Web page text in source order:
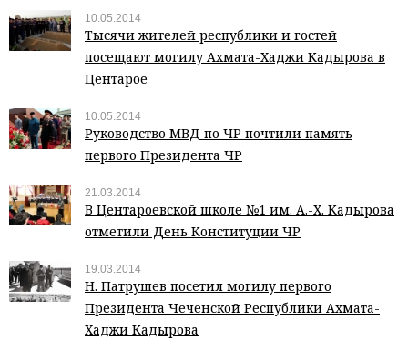
10.05.2014
Тысячи жителей республики и гостей
посещают могилу Ахмата-Хаджи Кадырова в
Центарое
10.05.2014
Руководство МВД по ЧР почтили память
первого Президента ЧР
21.03.2014
В Центароевской школе №1 им. А.-Х. Кадырова
отметили День Конституции ЧР
19.03.2014
Н. Патрушев посетил могилу первого
Президента Чеченской Республики Ахмата-
Хаджи Кадырова